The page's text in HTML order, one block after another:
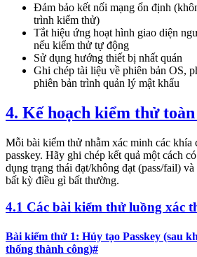
Đảm bảo kết nối mạng ổn định
trình kiểm thử)
Tắt hiệu ứng hoạt hình giao diện
nếu kiểm thử tự động
Sử dụng hướng thiết bị nhất quán
Ghi chép tài liệu về phiên bản OS,
phiên bản trình quản lý mật khẩu
4. Kế hoạch kiểm thử
Mỗi bài kiểm thử nhằm xác minh các khía
passkey. Hãy ghi chép kết quả một cách
dụng trạng thái đạt/không đạt (pass/fail)
bất kỳ điều gì bất thường.
4.1 Các bài kiểm thử luồng xác
Bài kiểm thử 1: Hủy tạo Passkey (sau
thống thành công)#